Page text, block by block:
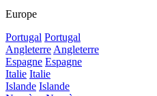
Europe
Portugal Portugal
AngleterreAngleterre
Espagne Espagne
Italie Italie
Islande Islande